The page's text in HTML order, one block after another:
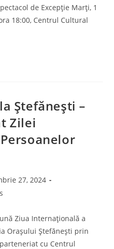
de Excepție Marți, 1
18:00, Centrul Cultural
Ștefănești –
Zilei
27, 2024
Ziua Internațională a
Orașului Ștefănești prin
cu Centrul